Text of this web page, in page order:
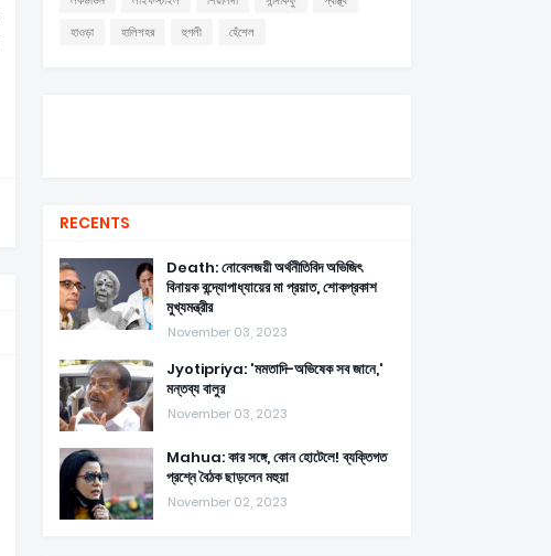
হাওড়া
হালিশহর হুগলী হেঁশেল
RECENTS
Death: নোবেলজয়ী অর্থনীতিবিদ অভিজিৎ
বিনায়ক বন্দ্যোপাধ্যায়ের মা প্রয়াত, শোকপ্রকাশ
মুখ্যমন্ত্রীর
November 03, 2023
Jyotipriya: 'মমতাদি-অভিষেক সব জানে,'
মন্তব্য বালুর
November 03, 2023
Mahua: কার সঙ্গে, কোন হোটেলে! ব্যক্তিগত
প্রশ্নে বৈঠক ছাড়লেন মহুয়া
November 02, 2023